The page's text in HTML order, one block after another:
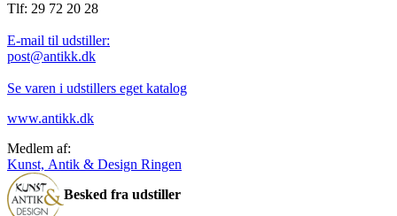
Tlf: 29 72 20 28
E-mail til udstiller:
post@antikk.dk
Se varen i udstillers eget katalog
www.antikk.dk
Medlem af:
Kunst, Antik & Design Ringen
Besked fra udstiller